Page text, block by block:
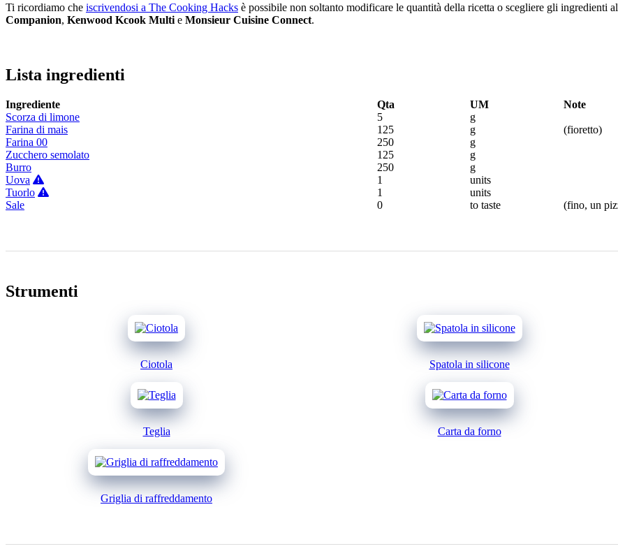
Ti ricordiamo che iscrivendosi a The Cooking Hacks è possibile non soltanto modificare le quantità della ricetta o scegliere gli ingredienti
Companion, Kenwood Kcook Multi e Monsieur Cuisine Connect.
Lista ingredienti
Ingrediente Qta UM
Note
Scorza di limone
5
g
Farina di mais
125 g
(fioretto)
Farina 00
250
g
Zucchero semolato
125
g
Burro
250
g
Uova
1
units
Tuorlo
1
units
Sale
0 to taste (fino, un
Strumenti
Ciotola Spatola in silicone
Teglia Carta da forno
Griglia di raffreddamento